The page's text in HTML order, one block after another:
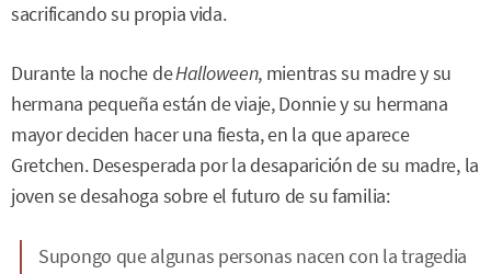
sacrificando su propia vida.
Durante la noche deHalloween, mientras su madre y su
hermana pequeña están de viaje, Donnie y su hermana
mayor deciden hacer una fiesta, en la que aparece
Gretchen. Desesperada por la desaparición de su madre, la
joven se desahoga sobre el futuro de su familia:
Supongo que algunas personas nacen con la tragedia